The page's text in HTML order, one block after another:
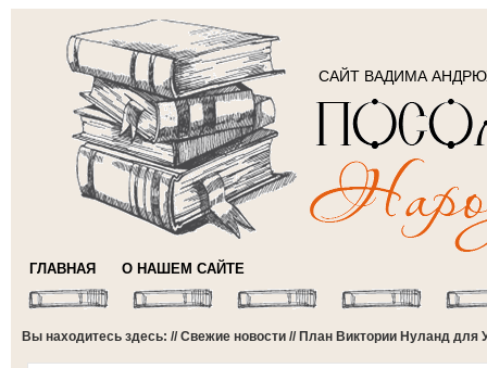
САЙТ ВАДИМА
ГЛАВНАЯ О НАШЕМ САЙТЕ
Вы находитесь здесь: //Свежие новости // План Виктории Нуланд для